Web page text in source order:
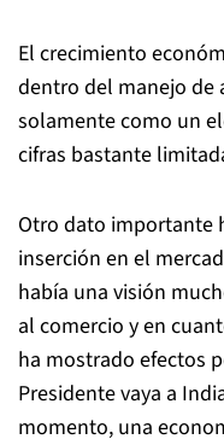
El crecimiento
dentro del manejo de
solamente como un
cifras bastante
Otro dato importante
inserción en el
había una visión
al comercio y en
ha mostrado efectos
Presidente vaya a
momento, una